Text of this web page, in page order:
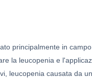
principalmente in campo
la leucopenia e
leucopenia causata da un